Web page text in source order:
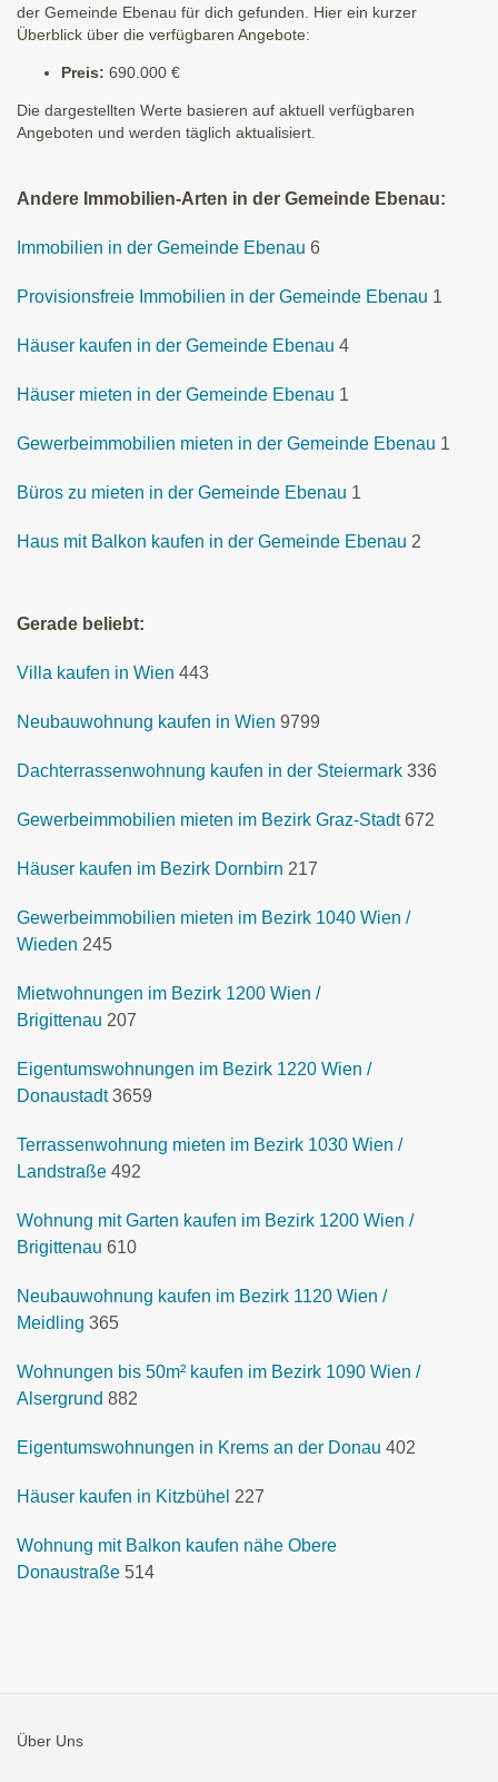
der Gemeinde Ebenau für dich gefunden. Hier ein kurzer
Überblick über die verfügbaren Angebote:
Preis: 690.000 €
Die dargestellten Werte basieren auf aktuell verfügbaren
Angeboten und werden täglich aktualisiert.
Andere Immobilien-Arten in der Gemeinde Ebenau:
Immobilien in der Gemeinde Ebenau 6
Provisionsfreie Immobilien in der Gemeinde Ebenau 1
Häuser kaufen in der Gemeinde Ebenau 4
Häuser mieten in der Gemeinde Ebenau 1
Gewerbeimmobilien mieten in der Gemeinde Ebenau 1
Büros zu mieten in der Gemeinde Ebenau 1
Haus mit Balkon kaufen in der Gemeinde Ebenau 2
Gerade beliebt:
Villa kaufen in Wien 443
Neubauwohnung kaufen in Wien 9799
Dachterrassenwohnung kaufen in der Steiermark 336
Gewerbeimmobilien mieten im Bezirk Graz-Stadt 672
Häuser kaufen im Bezirk Dornbirn 217
Gewerbeimmobilien mieten im Bezirk 1040 Wien /
Wieden 245
Mietwohnungen im Bezirk 1200 Wien /
Brigittenau 207
Eigentumswohnungen im Bezirk 1220 Wien /
Donaustadt 3659
Terrassenwohnung mieten im Bezirk 1030 Wien /
Landstraße 492
Wohnung mit Garten kaufen im Bezirk 1200 Wien /
Brigittenau 610
Neubauwohnung kaufen im Bezirk 1120 Wien /
Meidling 365
Wohnungen bis 50m² kaufen im Bezirk 1090 Wien /
Alsergrund 882
Eigentumswohnungen in Krems an der Donau 402
Häuser kaufen in Kitzbühel 227
Wohnung mit Balkon kaufen nähe Obere
Donaustraße 514
Über Uns